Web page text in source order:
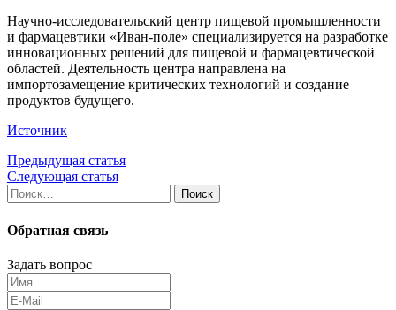
Научно-исследовательский центр пищевой промышленности
и фармацевтики «Иван-поле» специализируется на разработке
инновационных решений для пищевой и фармацевтической
областей. Деятельность центра направлена на
импортозамещение критических технологий и создание
продуктов будущего.
Источник
Предыдущая статья
Следующая статья
Найти:
Обратная связь
Задать вопрос